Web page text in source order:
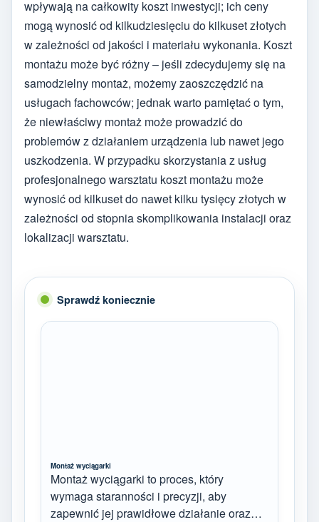
wpływają na całkowity koszt inwestycji; ich ceny
mogą wynosić od kilkudziesięciu do kilkuset złotych
w zależności od jakości i materiału wykonania. Koszt
montażu może być różny – jeśli zdecydujemy się na
samodzielny montaż, możemy zaoszczędzić na
usługach fachowców; jednak warto pamiętać o tym,
że niewłaściwy montaż może prowadzić do
problemów z działaniem urządzenia lub nawet jego
uszkodzenia. W przypadku skorzystania z usług
profesjonalnego warsztatu koszt montażu może
wynosić od kilkuset do nawet kilku tysięcy złotych w
zależności od stopnia skomplikowania instalacji oraz
lokalizacji warsztatu.
Sprawdź koniecznie
Montaż wyciągarki
Montaż wyciągarki to proces, który
wymaga staranności i precyzji, aby
zapewnić jej prawidłowe działanie oraz…